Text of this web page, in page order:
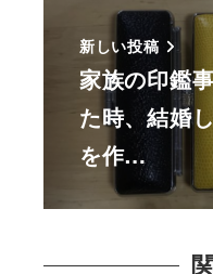
新しい投稿
家族の印鑑
た時、結婚
を作…